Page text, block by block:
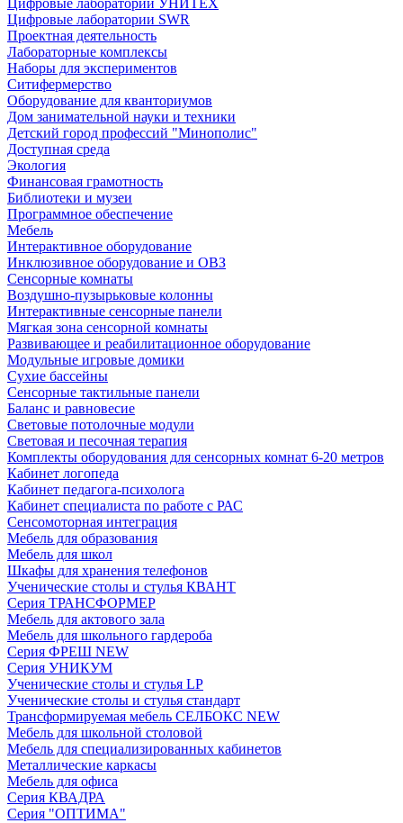
Цифровые лаборатории УНИТЕХ
Цифровые лаборатории SWR
Проектная деятельность
Лабораторные комплексы
Наборы для экспериментов
Ситифермерство
Оборудование для кванториумов
Дом занимательной науки и техники
Детский город профессий "Минополис"
Доступная среда
Экология
Финансовая грамотность
Библиотеки и музеи
Программное обеспечение
Мебель
Интерактивное оборудование
Инклюзивное оборудование и ОВЗ
Cенсорные комнаты
Воздушно-пузырьковые колонны
Интерактивные сенсорные панели
Мягкая зона сенсорной комнаты
Развивающее и реабилитационное оборудование
Модульные игровые домики
Сухие бассейны
Сенсорные тактильные панели
Баланс и равновесие
Световые потолочные модули
Световая и песочная терапия
Комплекты оборудования для сенсорных комнат 6-20 метров
Кабинет логопеда
Кабинет педагога-психолога
Кабинет специалиста по работе с РАС
Сенсомоторная интеграция
Мебель для образования
Мебель для школ
Шкафы для хранения телефонов
Ученические столы и стулья КВАНТ
Серия ТРАНСФОРМЕР
Мебель для актового зала
Мебель для школьного гардероба
Серия ФРЕШ NEW
Серия УНИКУМ
Ученические столы и стулья LP
Ученические столы и стулья стандарт
Трансформируемая мебель СЕЛБОКС NEW
Мебель для школьной столовой
Мебель для специализированных кабинетов
Металлические каркасы
Мебель для офиса
Серия КВАДРА
Серия "ОПТИМА"